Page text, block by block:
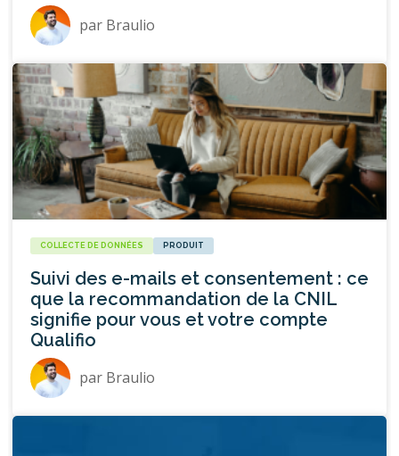
par Braulio
COLLECTE DE DONNÉES PRODUIT
Suivi des e-mails et consentement : ce
que la recommandation de la CNIL
signifie pour vous et votre compte
Qualifio
par Braulio